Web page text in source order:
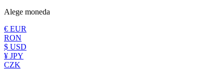
Alege moneda
€ EUR
RON
$ USD
¥ JPY
CZK